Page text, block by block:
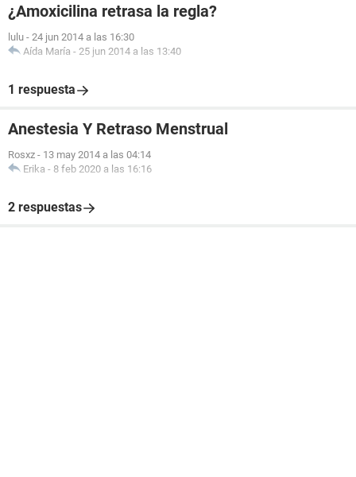
¿Amoxicilina retrasa la regla?
lulu - 24 jun 2014 a las 16:30
Aída María - 25 jun 2014 a las 13:40
1 respuesta
Anestesia Y Retraso Menstrual
Rosxz - 13 may 2014 a las 04:14
Erika - 8 feb 2020 a las 16:16
2 respuestas